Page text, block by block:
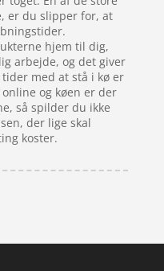
er du slipper for, at
hjem til dig,
arbejde, og det giver
med at stå i kø er
og køen er der
så spilder du ikke
der lige skal
koster.